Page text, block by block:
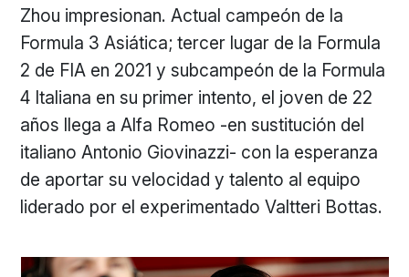
Zhou impresionan. Actual campeón de la
Formula 3 Asiática; tercer lugar de la Formula
2 de FIA en 2021 y subcampeón de la Formula
4 Italiana en su primer intento, el joven de 22
años llega a Alfa Romeo -en sustitución del
italiano Antonio Giovinazzi- con la esperanza
de aportar su velocidad y talento al equipo
liderado por el experimentado Valtteri Bottas.